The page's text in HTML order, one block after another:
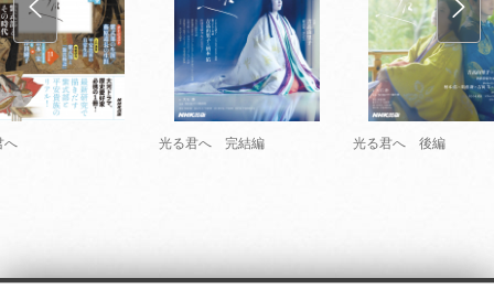
へ 光る君へ 完結編 光る君へ 後編